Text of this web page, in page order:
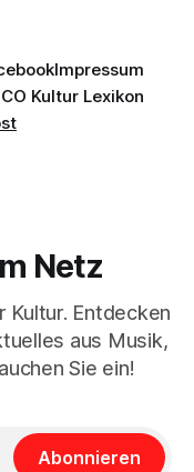
Impressum
Kultur Lexikon
Netz
Kultur. Entdecken
aus Musik,
Sie ein!
Abonnieren